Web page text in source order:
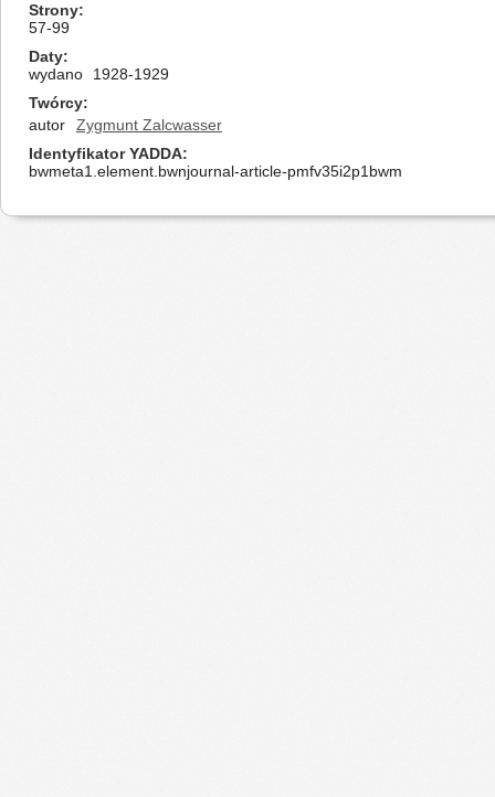
Strony
57-99
Daty
wydano
1928-1929
Twórcy
autor
Zygmunt Zalcwasser
Identyfikator YADDA
bwmeta1.element.bwnjournal-article-pmfv35i2p1bwm